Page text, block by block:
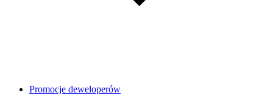
Promocje deweloperów